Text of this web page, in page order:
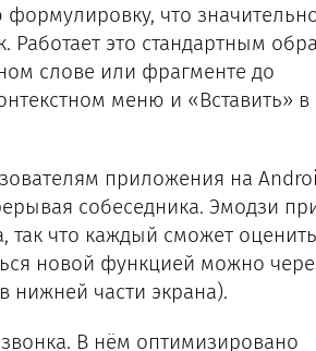
что
это стандартным
слове или фрагменте до
меню и «Вставить» в
приложения на
собеседника. Эмодзи
так что каждый сможет
новой функцией можно
нижней части экрана).
В нём оптимизировано